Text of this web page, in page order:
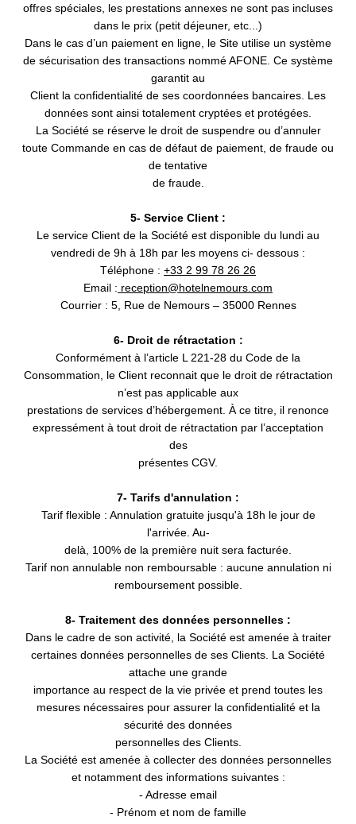
offres spéciales, les prestations annexes ne sont pas incluses
dans le prix (petit déjeuner, etc...)
Dans le cas d’un paiement en ligne, le Site utilise un système
de sécurisation des transactions nommé AFONE. Ce système
garantit au
Client la confidentialité de ses coordonnées bancaires. Les
données sont ainsi totalement cryptées et protégées.
La Société se réserve le droit de suspendre ou d’annuler
toute Commande en cas de défaut de paiement, de fraude ou
de tentative
de fraude.
5- Service Client :
Le service Client de la Société est disponible du lundi au
vendredi de 9h à 18h par les moyens ci- dessous :
Téléphone : +33 2 99 78 26 26
Email : reception@hotelnemours.com
Courrier : 5, Rue de Nemours – 35000 Rennes
6- Droit de rétractation :
Conformément à l’article L 221-28 du Code de la
Consommation, le Client reconnait que le droit de rétractation
n’est pas applicable aux
prestations de services d’hébergement. À ce titre, il renonce
expressément à tout droit de rétractation par l’acceptation
des
présentes CGV.
7- Tarifs d'annulation :
Tarif flexible : Annulation gratuite jusqu'à 18h le jour de
l'arrivée. Au-
delà, 100% de la première nuit sera facturée.
Tarif non annulable non remboursable : aucune annulation ni
remboursement possible.
8- Traitement des données personnelles :
Dans le cadre de son activité, la Société est amenée à traiter
certaines données personnelles de ses Clients. La Société
attache une grande
importance au respect de la vie privée et prend toutes les
mesures nécessaires pour assurer la confidentialité et la
sécurité des données
personnelles des Clients.
La Société est amenée à collecter des données personnelles
et notamment des informations suivantes :
- Adresse email
- Prénom et nom de famille
Accueil
Appartements
Chambres
Services
Engagements RSE
Contacter le service
groupe
Nom*:
:
Téléphone *:
Date d'arrivée :
Date de départ :
Message :